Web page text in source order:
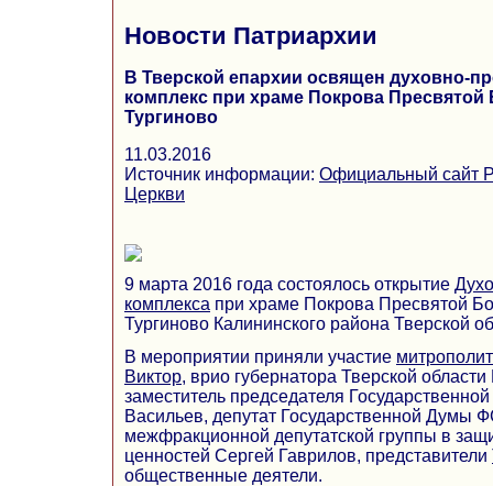
Новости Патриархии
В Тверской епархии освящен духовно-
комплекс при храме Покрова
Тургиново
11.03.2016
Источник информации: Официальный сайт
Церкви
9 марта 2016 года состоялось открытие
комплекса при храме Покрова Пресвятой
Тургиново Калининского района Тверской
В мероприятии приняли участие
Виктор, врио губернатора Тверской
заместитель председателя
Васильев, депутат Государственной Думы
межфракционной депутатской группы в
ценностей Сергей Гаврилов, представители
общественные деятели.